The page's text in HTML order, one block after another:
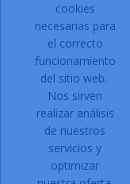
Acepto las
confidencialidad
PRODUCTOS
cookies
necesarias para
el correcto
funcionamiento
del sitio web.
Nos sirven
realizar análisis
de nuestros
servicios y
optimizar